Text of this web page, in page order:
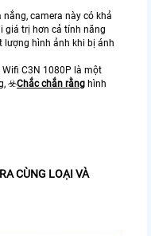
camera này có khả
giá trị hơn cả tính năng
lượng hình ảnh khi bị ánh
C3N 1080P là một
☣️Chắc chắn rằng hình
CÙNG LOẠI VÀ